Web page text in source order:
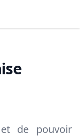
de pouvoir